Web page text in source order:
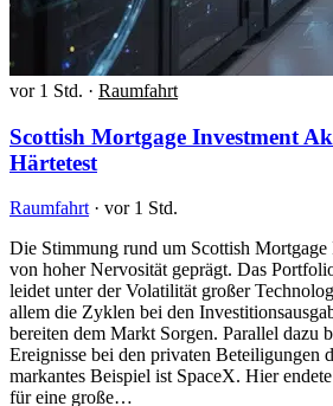
vor 1 Std. · Raumfahrt
Scottish Mortgage Investment
Härtetest
Raumfahrt · vor 1 Std.
Die Stimmung rund um Scottish Mortgage
von hoher Nervosität geprägt. Das
leidet unter der Volatilität großer
allem die Zyklen bei den
bereiten dem Markt Sorgen. Parallel dazu
Ereignisse bei den privaten Beteiligungen
markantes Beispiel ist SpaceX. Hier
für eine große…